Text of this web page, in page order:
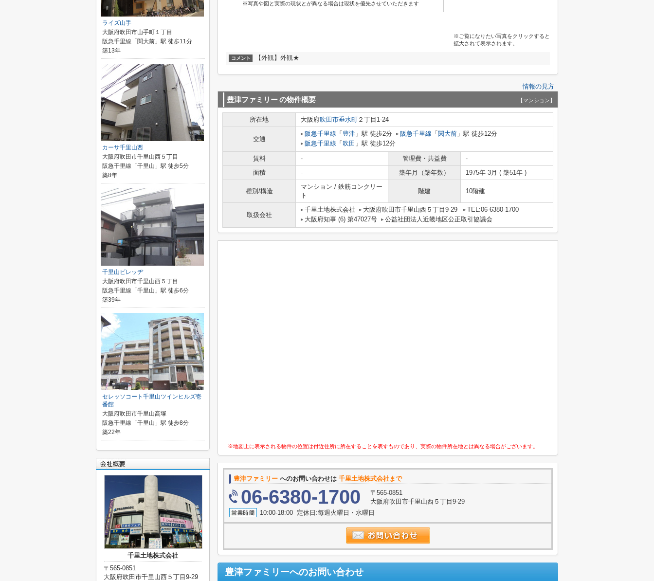
※写真や図と実際の現状とが異なる場合は現状を優先させていただきます
※ご覧になりたい写真をクリックすると
拡大されて表示されます。
コメント 【外観】外観★
情報の見方
豊津ファミリーの物件概要 【マンション】
所在地 大阪府吹田市垂水町 ２丁目1-24
交通
阪急千里線 「 豊津 」駅 徒歩2分 阪急千里線 「 関大前 」駅 徒歩12分
阪急千里線 「 吹田 」駅 徒歩12分
賃料 - 管理費・共益費
-
面積
- 築年月（築年数） 1975年 3月 ( 築51年 )
種別/構造
マンション / 鉄筋コンクリー
ト
階建 10階建
取扱会社
千里土地株式会社 大阪府吹田市千里山西５丁目9-29
TEL:06-6380-1700
大阪府知事 (6) 第47027号
公益社団法人近畿地区公正取引協議会
※地図上に表示される物件の位置は付近住所に所在することを表すものであり、実際の物件所在地とは異なる場合がございます。
豊津ファミリー へのお問い合わせは 千里土地株式会社まで
06-6380-1700
〒565-0851
大阪府吹田市千里山西５丁目9-29
10:00-18:00 定休日:毎週火曜日・水曜日
豊津ファミリーへのお問い合わせ
ライズ山手
大阪府吹田市山手町１丁目
阪急千里線「関大前」駅 徒歩11分
築13年
カーサ千里山西
大阪府吹田市千里山西５丁目
阪急千里線「千里山」駅 徒歩5分
築8年
千里山ビレッヂ
大阪府吹田市千里山西５丁目
阪急千里線「千里山」駅 徒歩6分
築39年
セレッソコート千里山ツインヒルズ壱
番館
大阪府吹田市千里山高塚
阪急千里線「千里山」駅 徒歩8分
築22年
千里土地株式会社
〒565-0851
大阪府吹田市千里山西５丁目9-29